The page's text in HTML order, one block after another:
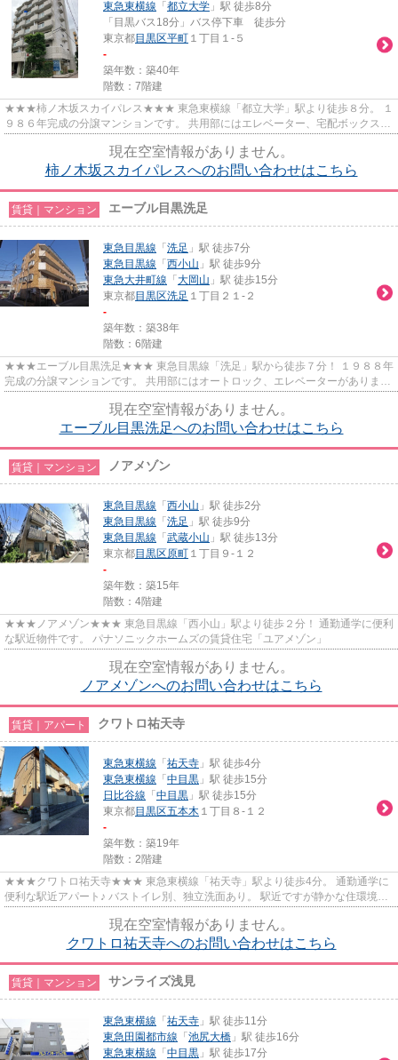
東急東横線 「 都立大学 」駅 徒歩8分
「目黒バス18分」バス停下車 徒歩分
東京都目黒区平町 １丁目１-５
-
築年数：築40年
階数：7階建
★★★柿ノ木坂スカイパレス★★★ 東急東横線「都立大学」駅より徒歩８分。 １
９８６年完成の分譲マンションです。 共用部にはエレベーター、宅配ボックス完
現在空室情報がありません。
柿ノ木坂スカイパレスへのお問い合わせはこちら
賃貸｜マンション エーブル目黒洗足
東急目黒線 「 洗足 」駅 徒歩7分
東急目黒線 「 西小山 」駅 徒歩9分
東急大井町線 「 大岡山 」駅 徒歩15分
東京都目黒区洗足 １丁目２１-２
-
築年数：築38年
階数：6階建
★★★エーブル目黒洗足★★★ 東急目黒線「洗足」駅から徒歩７分！ １９８８年
完成の分譲マンションです。 共用部にはオートロック、エレベーターがありま
現在空室情報がありません。
エーブル目黒洗足へのお問い合わせはこちら
賃貸｜マンション ノアメゾン
東急目黒線 「 西小山 」駅 徒歩2分
東急目黒線 「 洗足 」駅 徒歩9分
東急目黒線 「 武蔵小山 」駅 徒歩13分
東京都目黒区原町 １丁目９-１２
-
築年数：築15年
階数：4階建
★★★ノアメゾン★★★ 東急目黒線「西小山」駅より徒歩２分！ 通勤通学に便利
な駅近物件です。 パナソニックホームズの賃貸住宅「ユアメゾン」
現在空室情報がありません。
ノアメゾンへのお問い合わせはこちら
賃貸｜アパート クワトロ祐天寺
東急東横線 「 祐天寺 」駅 徒歩4分
東急東横線 「 中目黒 」駅 徒歩15分
日比谷線 「 中目黒 」駅 徒歩15分
東京都目黒区五本木 １丁目８-１２
-
築年数：築19年
階数：2階建
★★★クワトロ祐天寺★★★ 東急東横線「祐天寺」駅より徒歩4分。 通勤通学に
便利な駅近アパート♪ バストイレ別、独立洗面あり。 駅近ですが静かな住環境が
現在空室情報がありません。
クワトロ祐天寺へのお問い合わせはこちら
賃貸｜マンション サンライズ浅見
東急東横線 「 祐天寺 」駅 徒歩11分
東急田園都市線 「 池尻大橋 」駅 徒歩16分
東急東横線 「 中目黒 」駅 徒歩17分